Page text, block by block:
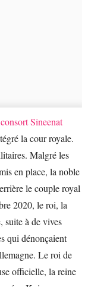
Sineenat
la cour royale.
Malgré les
en place, la noble
le couple royal
2020, le roi, la
suite à de vives
qui dénonçaient
Le roi de
officielle, la reine